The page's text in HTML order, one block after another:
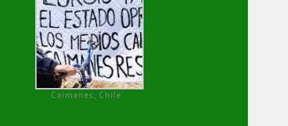
Caimanes, Chile